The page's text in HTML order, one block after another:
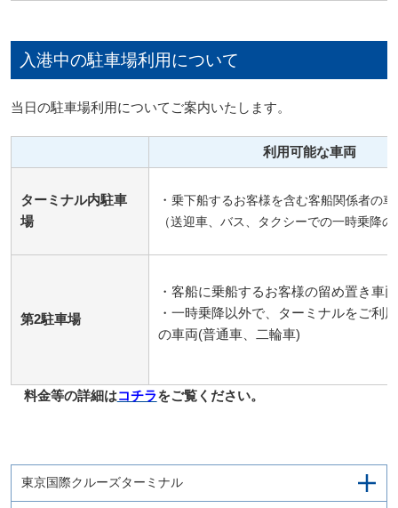
入港中の駐車場利用について
当日の駐車場利用についてご案内いたします。
利用可能な車両
ターミナル内駐車
場
・ 乗下船するお客様を含む客船関係者の車
（送迎車、バス、タクシーでの一時乗降の
第2駐車場
・客船に乗船するお客様の留め置き車両
・一時乗降以外で、ターミナルをご利
の車両(普通車、二輪車)
料金等の詳細はコチラをご覧ください。
東京国際クルーズターミナル